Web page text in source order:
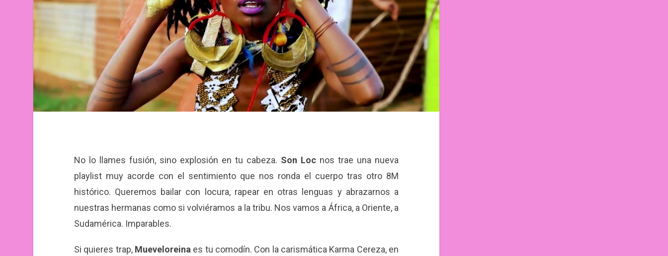
No lo llames fusión, sino explosión en tu cabeza. Son Locnos trae una nueva
playlist muy acorde con el sentimiento que nos ronda el cuerpo tras otro 8M
histórico. Queremos bailar con locura, rapear en otras lenguas y abrazarnos a
nuestras hermanas como si volviéramos a la tribu. Nos vamos a África, a Oriente, a
Sudamérica. Imparables.
Si quieres trap, Mueveloreina es tu comodín. Con la carismática Karma Cereza, en